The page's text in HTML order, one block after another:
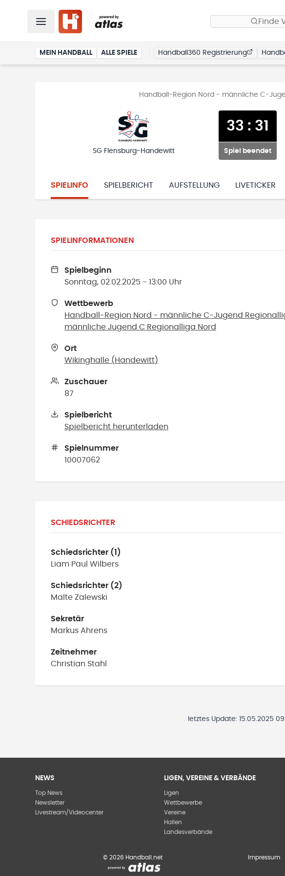
Finde
MEIN HANDBALL ALLE SPIELE Handball360 Registrierung
Handball-Region Nord - männliche C-
SG Flensburg-Handewitt
33 : 31
Spiel beendet
SPIELINFO SPIELBERICHT AUFSTELLUNG LIVETICKER
SPIELINFORMATIONEN
Spielbeginn
Sonntag, 02.02.2025 - 13:00 Uhr
Wettbewerb
Handball-Region Nord - männliche C-Jugend
männliche Jugend C Regionalliga Nord
Ort
Wikinghalle ( Handewitt)
Zuschauer
87
Spielbericht
Spielbericht herunterladen
Spielnummer
10007062
SCHIEDSRICHTER
Schiedsrichter (1)
Liam Paul Wilbers
Schiedsrichter (2)
Malte Zalewski
Sekretär
Markus Ahrens
Zeitnehmer
Christian Stahl
letztes Update: 15.05.2025
NEWS
Top News
Newsletter
Livestream/Videocenter
LIGEN, VEREINE & VERBÄNDE
Ligen
Wettbewerbe
Vereine
Hallen
Landesverbände
© 2026 Handball.net Impressum